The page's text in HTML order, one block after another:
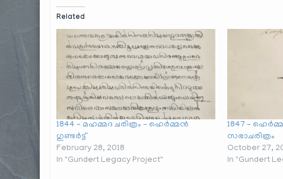
Related
1844 – മഹമ്മദ ചരിത്രം – ഹെർമ്മൻ
ഗുണ്ടർട്ട്
February 28, 2018
In "Gundert Legacy Project"
1847 –
സഭാചരിത്രം
October 27,
In "Gundert